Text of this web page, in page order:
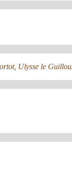
Ulysse le